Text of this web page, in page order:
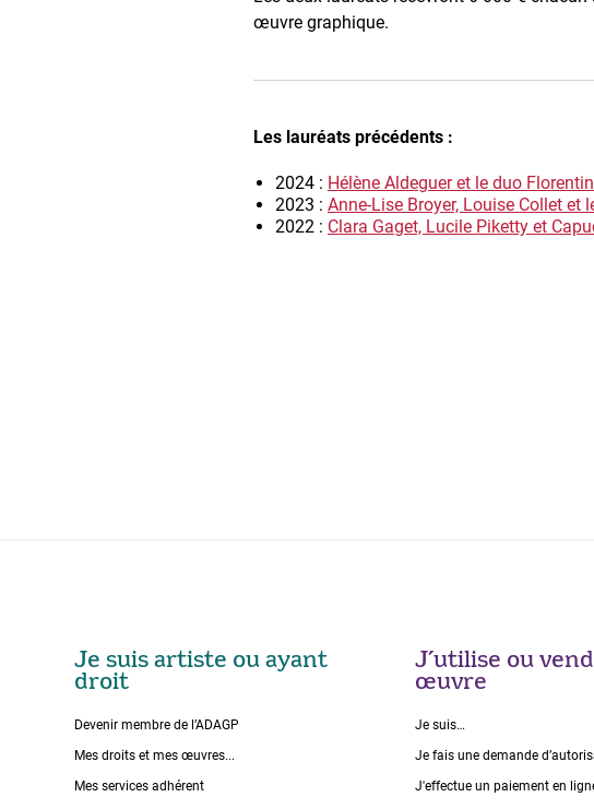
œuvre graphique.
Les lauréats précédents :
2024 : Hélène Aldeguer et le duo
2023 : Anne-Lise Broyer, Louise Collet
2022 : Clara Gaget, Lucile Piketty et
Je suis artiste ou ayant
droit
Devenir membre de l’ADAGP
Mes droits et mes œuvres...
Mes services adhérent
J’utilise ou
œuvre
Je suis…
Je fais une demande
J'effectue un paiement en